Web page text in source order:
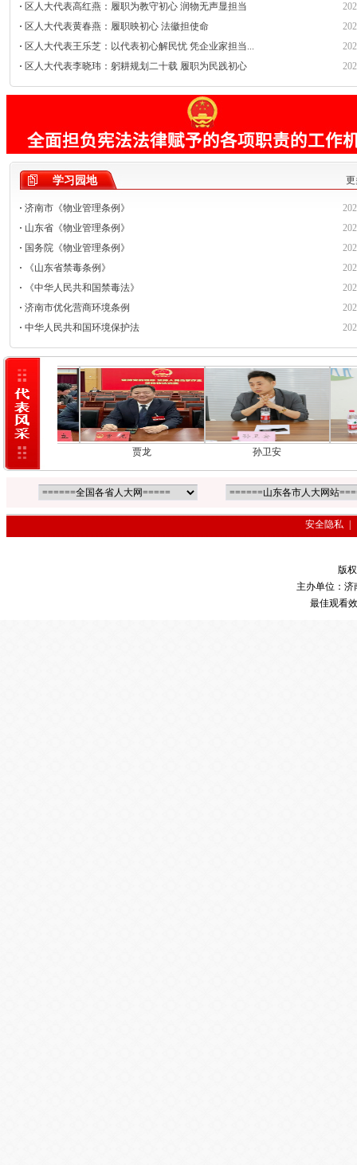
· 区人大代表高红燕：履职为教守初心 润物无声显担当
· 区人大代表黄春燕：履职映初心 法徽担使命
· 区人大代表王乐芝：以代表初心解民忧 凭企业家担当...
· 区人大代表李晓玮：躬耕规划二十载 履职为民践初心
学习园地 更
· 济南市《物业管理条例》
· 山东省《物业管理条例》
· 国务院《物业管理条例》
·
《山东省禁毒条例》
·
《中华人民共和国禁毒法》
· 济南市优化营商环境条例
· 中华人民共和国环境保护法
贾龙 孙卫安
安全隐私
版
主办单位：
最佳观看